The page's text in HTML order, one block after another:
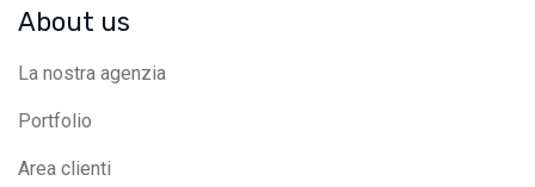
About us
La nostra agenzia
Portfolio
Area clienti